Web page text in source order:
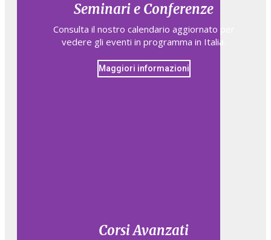
Seminari e Conferenze
Consulta il nostro calendario aggiornato per
vedere gli eventi in programma in Italia.
Maggiori informazioni
Corsi Avanzati